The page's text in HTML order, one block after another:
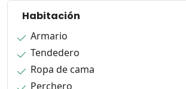
Habitación
Armario
Tendedero
Ropa de cama
Perchero